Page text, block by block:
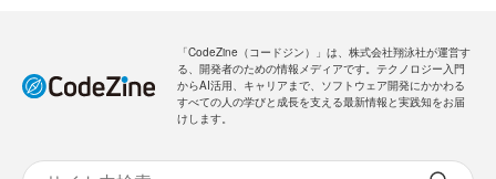
「CodeZine（コードジン）」は、株式会社翔泳社が運営す
る、開発者のための情報メディアです。テクノロジー入門
からAI活用、キャリアまで、ソフトウェア開発にかかわる
すべての人の学びと成長を支える最新情報と実践知をお届
けします。